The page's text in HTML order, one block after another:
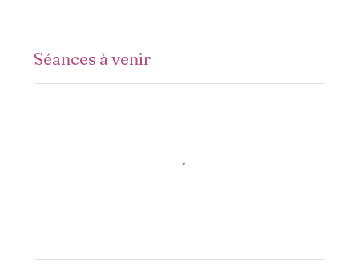
Séances à venir